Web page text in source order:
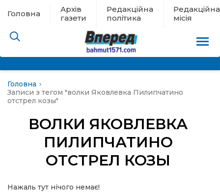
Головна
Архів
газети
Редакційна
політика
Редакційна
місія
новини
Головна
Записи з тегом "волки Яковлевка Пилипчатино
отстрел козы"
ВОЛКИ ЯКОВЛЕВКА
ПИЛИПЧАТИНО
ОТСТРЕЛ КОЗЫ
Нажаль тут нічого немає!